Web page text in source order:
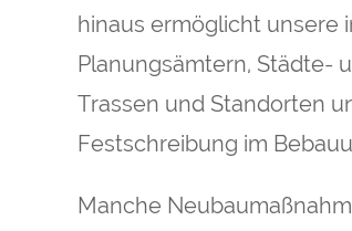
hinaus ermöglicht unsere
Planungsämtern, Städte-
Trassen und Standorten
Festschreibung im
Manche